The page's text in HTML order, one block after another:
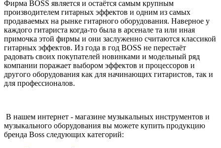
Фирма BOSS является и остаётся самым крупным
производителем гитарных эффектов и одним из самых
продаваемых на рынке гитарного оборудования. Наверное у
каждого гитариста когда-то была в арсенале та или иная
примочка этой фирмы и они заслуженно считаются классикой
гитарных эффектов. Из года в год BOSS не перестаёт
радовать своих покупателей новинками и модельный ряд
компании поражает выбором эффектов и процессоров и
другого оборудования как для начинающих гитаристов, так и
для профессионалов.
В нашем интернет - магазине музыкальных инструментов и
музыкального оборудования вы можете купить продукцию
бренда Boss следующих категорий: